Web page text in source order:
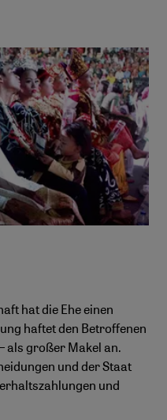
hat die Ehe einen
haftet den Betroffenen
als großer Makel an.
und der Staat
und